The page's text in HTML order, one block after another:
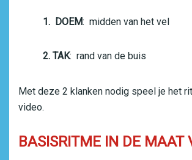
1. DOEM: midden van het vel
2. TAK: rand van de buis
Met deze 2 klanken nodig speel je het
video.
BASISRITME IN DE MAAT